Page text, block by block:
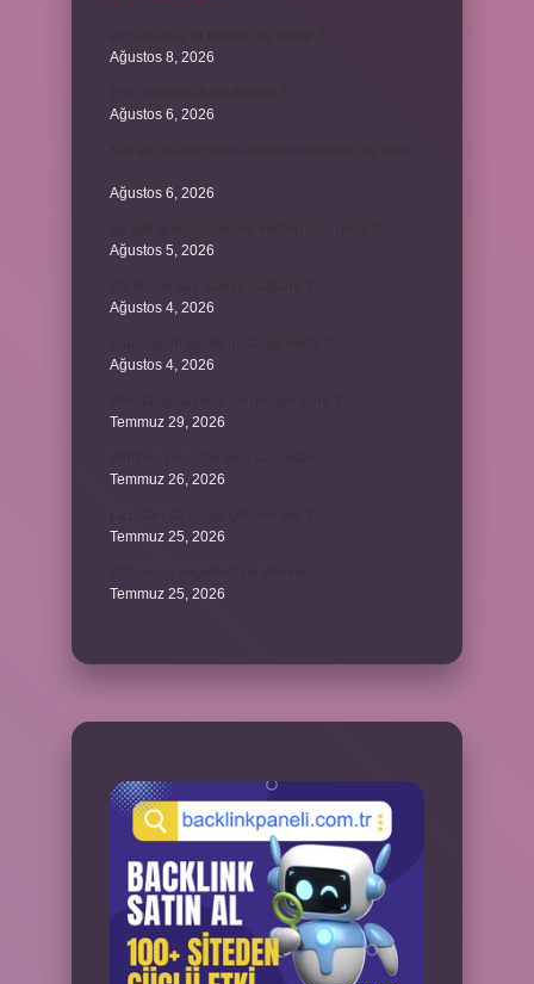
Ağustos 8, 2026
Ağustos 6, 2026
Ağustos 6, 2026
Ağustos 5, 2026
Ağustos 4, 2026
Ağustos 4, 2026
Temmuz 29, 2026
Temmuz 26, 2026
Temmuz 25, 2026
Temmuz 25, 2026